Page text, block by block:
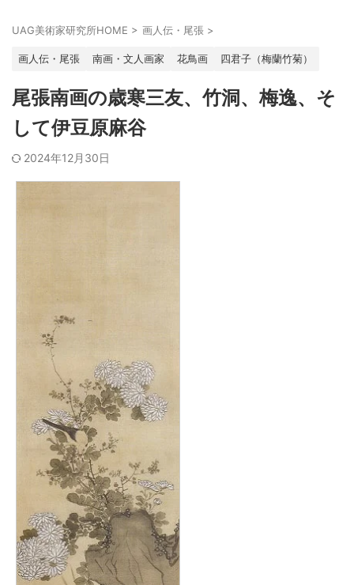
UAG美術家研究所HOME > 画人伝・尾張 >
画人伝・尾張 南画・文人画家 花鳥画 四君子（梅蘭竹菊）
尾張南画の歳寒三友、竹洞、梅逸、そ
して伊豆原麻谷
2024年12月30日